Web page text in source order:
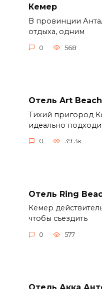
Кемер
В провинции
отдыха, одним
0 568
Отель Art
Тихий пригород
идеально
0 39.3к.
Отель Ring
Кемер
чтобы съездить
0 577